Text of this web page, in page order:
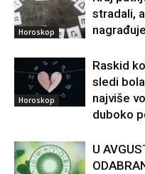
Horoskop
stradali,
Horoskop
Raskid
sledi
najviše
duboko
U